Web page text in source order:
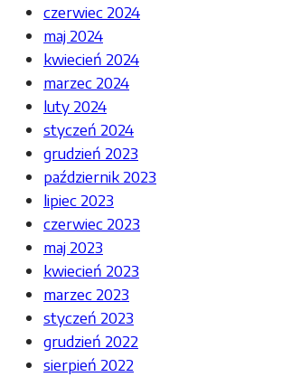
czerwiec 2024
maj 2024
kwiecień 2024
marzec 2024
luty 2024
styczeń 2024
grudzień 2023
październik 2023
lipiec 2023
czerwiec 2023
maj 2023
kwiecień 2023
marzec 2023
styczeń 2023
grudzień 2022
sierpień 2022